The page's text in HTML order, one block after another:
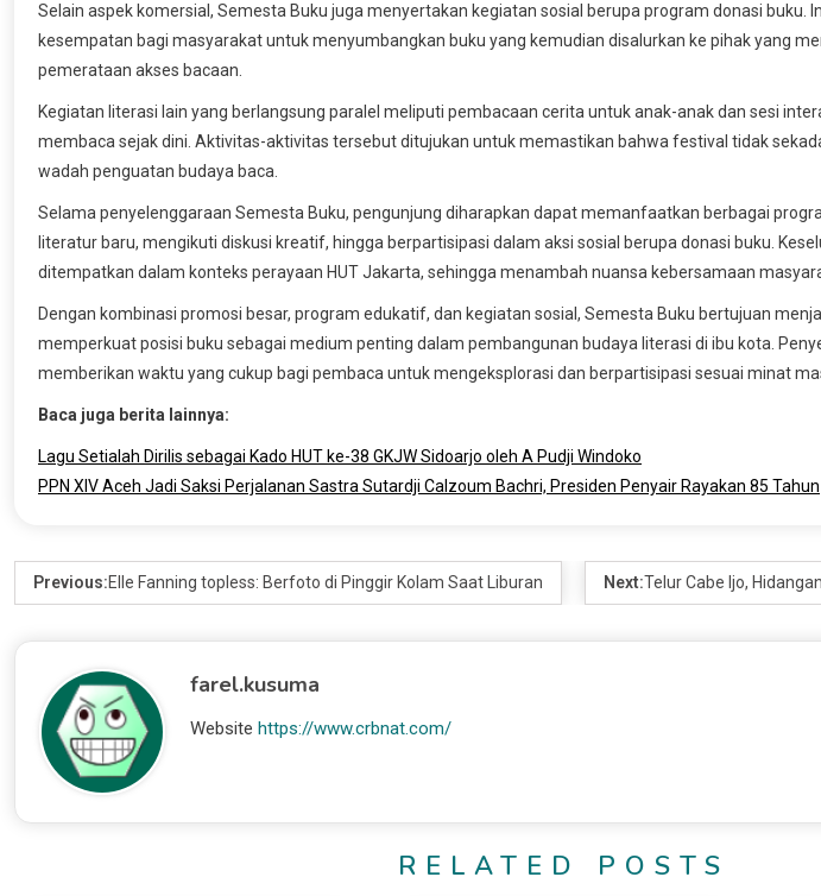
Selain aspek komersial, Semesta Buku juga menyertakan kegiatan sosial berupa program donasi buku.
kesempatan bagi masyarakat untuk menyumbangkan buku yang kemudian disalurkan ke pihak yang
pemerataan akses bacaan.
Kegiatan literasi lain yang berlangsung paralel meliputi pembacaan cerita untuk anak-anak dan sesi
membaca sejak dini. Aktivitas-aktivitas tersebut ditujukan untuk memastikan bahwa festival tidak
wadah penguatan budaya baca.
Selama penyelenggaraan Semesta Buku, pengunjung diharapkan dapat memanfaatkan berbagai
literatur baru, mengikuti diskusi kreatif, hingga berpartisipasi dalam aksi sosial berupa donasi buku.
ditempatkan dalam konteks perayaan HUT Jakarta, sehingga menambah nuansa kebersamaan
Dengan kombinasi promosi besar, program edukatif, dan kegiatan sosial, Semesta Buku bertujuan
memperkuat posisi buku sebagai medium penting dalam pembangunan budaya literasi di ibu kota.
memberikan waktu yang cukup bagi pembaca untuk mengeksplorasi dan berpartisipasi sesuai minat
Baca juga berita lainnya:
Lagu Setialah Dirilis sebagai Kado HUT ke-38 GKJW Sidoarjo oleh A Pudji Windoko
PPN XIV Aceh Jadi Saksi Perjalanan Sastra Sutardji Calzoum Bachri, Presiden Penyair Rayakan 85 Tahun
Previous:Elle Fanning topless: Berfoto di Pinggir Kolam Saat Liburan Next:Telur Cabe Ijo,
farel.kusuma
Website https://www.crbnat.com/
RELATED POSTS